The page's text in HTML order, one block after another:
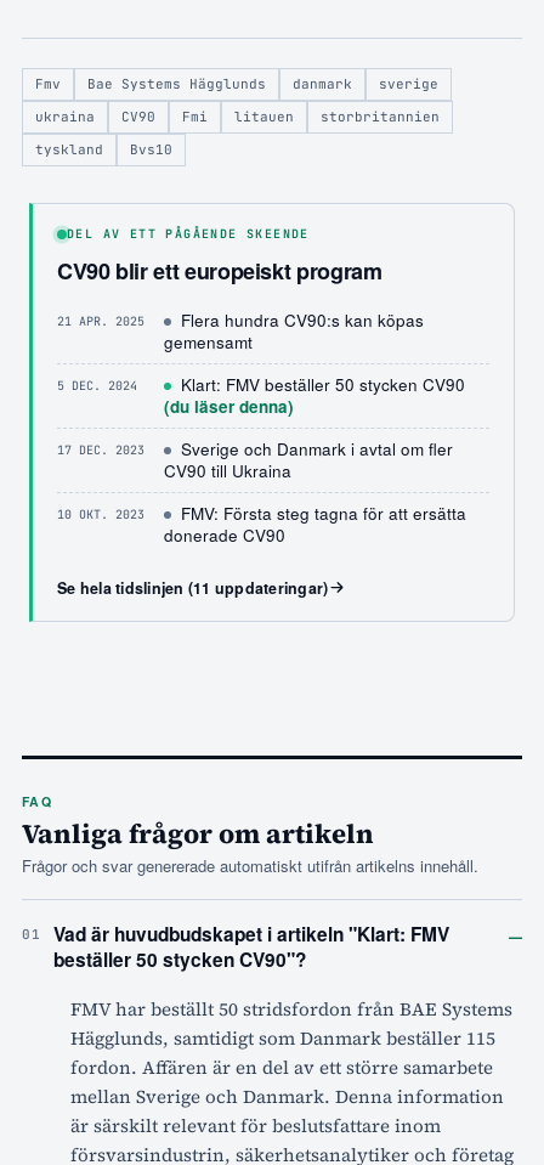
Fmv Bae Systems Hägglunds danmark
sverige
ukraina
CV90 Fmi litauen
storbritannien
tyskland
Bvs10
DEL AV ETT PÅGÅENDE SKEENDE
CV90 blir ett europeiskt program
21 APR. 2025
Flera hundra CV90:s kan köpas
gemensamt
5 DEC. 2024
Klart: FMV beställer 50 stycken CV90
(du läser denna)
17 DEC. 2023
Sverige och Danmark i avtal om fler
CV90 till Ukraina
10 OKT. 2023
FMV: Första steg tagna för att ersätta
donerade CV90
Se hela tidslinjen (11 uppdateringar)
FAQ
Vanliga frågor om artikeln
Frågor och svar genererade automatiskt utifrån artikelns innehåll.
01
Vad är huvudbudskapet i artikeln "Klart: FMV
beställer 50 stycken CV90"?
–
FMV har beställt 50 stridsfordon från BAE Systems
Hägglunds, samtidigt som Danmark beställer 115
fordon. Affären är en del av ett större samarbete
mellan Sverige och Danmark. Denna information
är särskilt relevant för beslutsfattare inom
försvarsindustrin, säkerhetsanalytiker och företag